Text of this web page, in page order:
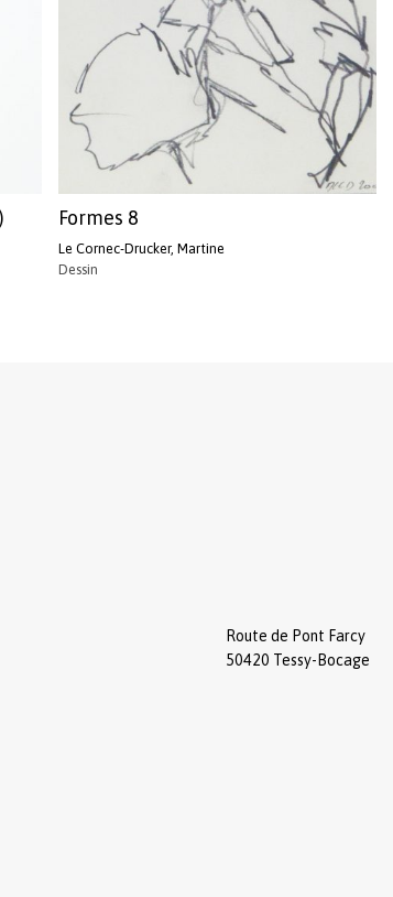
Formes 8
Le Cornec-Drucker, Martine
Dessin
Route de Pont Farcy
50420 Tessy-Bocage